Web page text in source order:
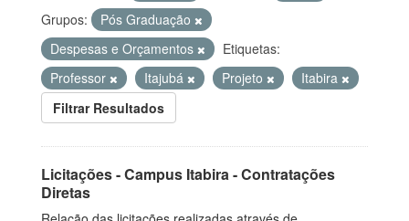
Grupos:
Pós Graduação
Despesas e Orçamentos
Etiquetas:
Professor
Itajubá Projeto
Itabira
Filtrar Resultados
Licitações - Campus Itabira - Contratações
Diretas